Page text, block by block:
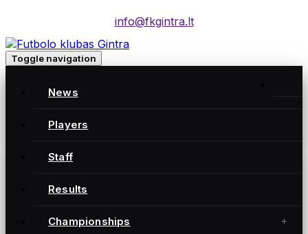
info@fkgintra.lt
Toggle navigation
News
Players
Staff
Results
Championships
Posts
Home
Gintra naujienos